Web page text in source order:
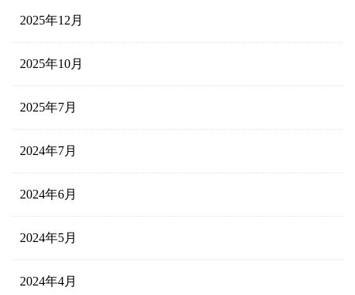
2025年12月
2025年10月
2025年7月
2024年7月
2024年6月
2024年5月
2024年4月